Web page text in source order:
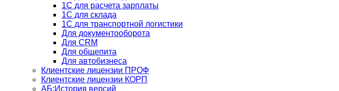
1C для расчета зарплаты
1С для склада
1С для транспортной логистики
Для документооборота
Для CRM
Для общепита
Для автобизнеса
Клиентские лицензии ПРОФ
Клиентские лицензии КОРП
АБ:История версий